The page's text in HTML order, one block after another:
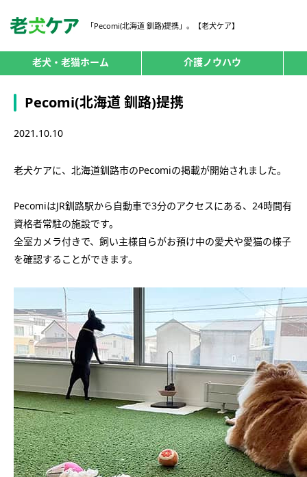
「Pecomi(北海道 釧路)提携」。【老犬ケア】
老犬・老猫ホーム 介護ノウハウ
Pecomi(北海道 釧路)提携
2021.10.10
老犬ケアに、北海道釧路市のPecomiの掲載が開始されました。
PecomiはJR釧路駅から自動車で3分のアクセスにある、24時間有
資格者常駐の施設です。
全室カメラ付きで、飼い主様自らがお預け中の愛犬や愛猫の様子
を確認することができます。